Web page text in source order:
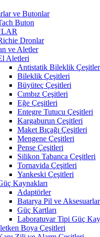
ve Butonlar
Buton
Dronlar
ve Aletler
Aletleri
Antistatik Bileklik
Bileklik Çeşitleri
Büyüteç Çeşitleri
Cımbız Çeşitleri
Eğe Çeşitleri
Entegre Tutucu Çeşitleri
Kargaburun Çeşitleri
Maket Bıçağı Çeşitleri
Mengene Çeşitleri
Pense Çeşitleri
Silikon Tabanca Çeşitleri
Tornavida Çeşitleri
Yankeski Çeşitleri
Kaynakları
Adaptörler
Batarya Pil ve
Güç Kartları
Laboratuvar Tipi Güç
Boya Çeşitleri